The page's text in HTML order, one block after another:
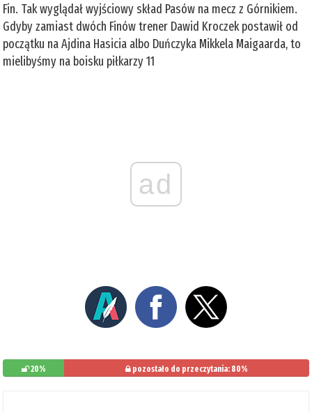
Fin. Tak wyglądał wyjściowy skład Pasów na mecz z Górnikiem.
Gdyby zamiast dwóch Finów trener Dawid Kroczek postawił od
początku na Ajdina Hasicia albo Duńczyka Mikkela Maigaarda, to
mielibyśmy na boisku piłkarzy 11
ad
20% pozostało do przeczytania: 80%